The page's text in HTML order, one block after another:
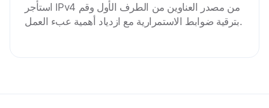
استأجر IPv4 من مصدر العناوين من الطرف الأول وقم
بترقية ضوابط الاستمرارية مع ازدياد أهمية عبء العمل.